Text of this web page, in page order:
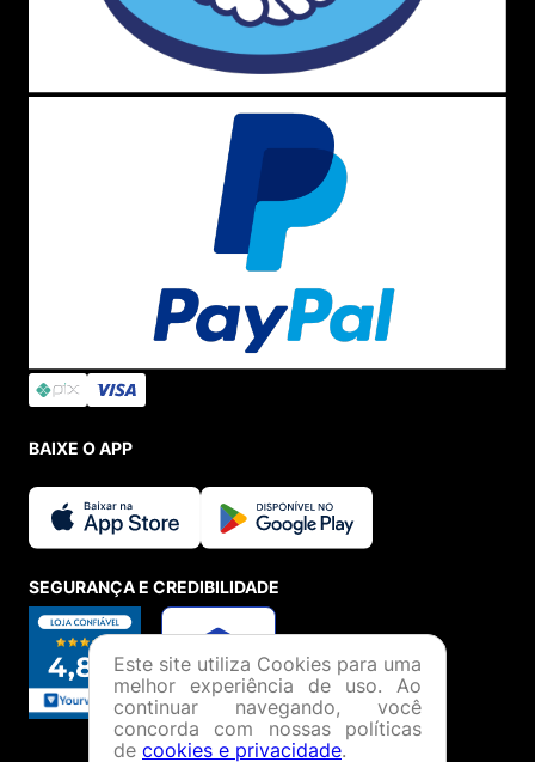
BAIXE O APP
SEGURANÇA E CREDIBILIDADE
Este site utiliza Cookies para uma
melhor experiência de uso. Ao
continuar navegando, você
concorda com nossas políticas
de cookies e privacidade.